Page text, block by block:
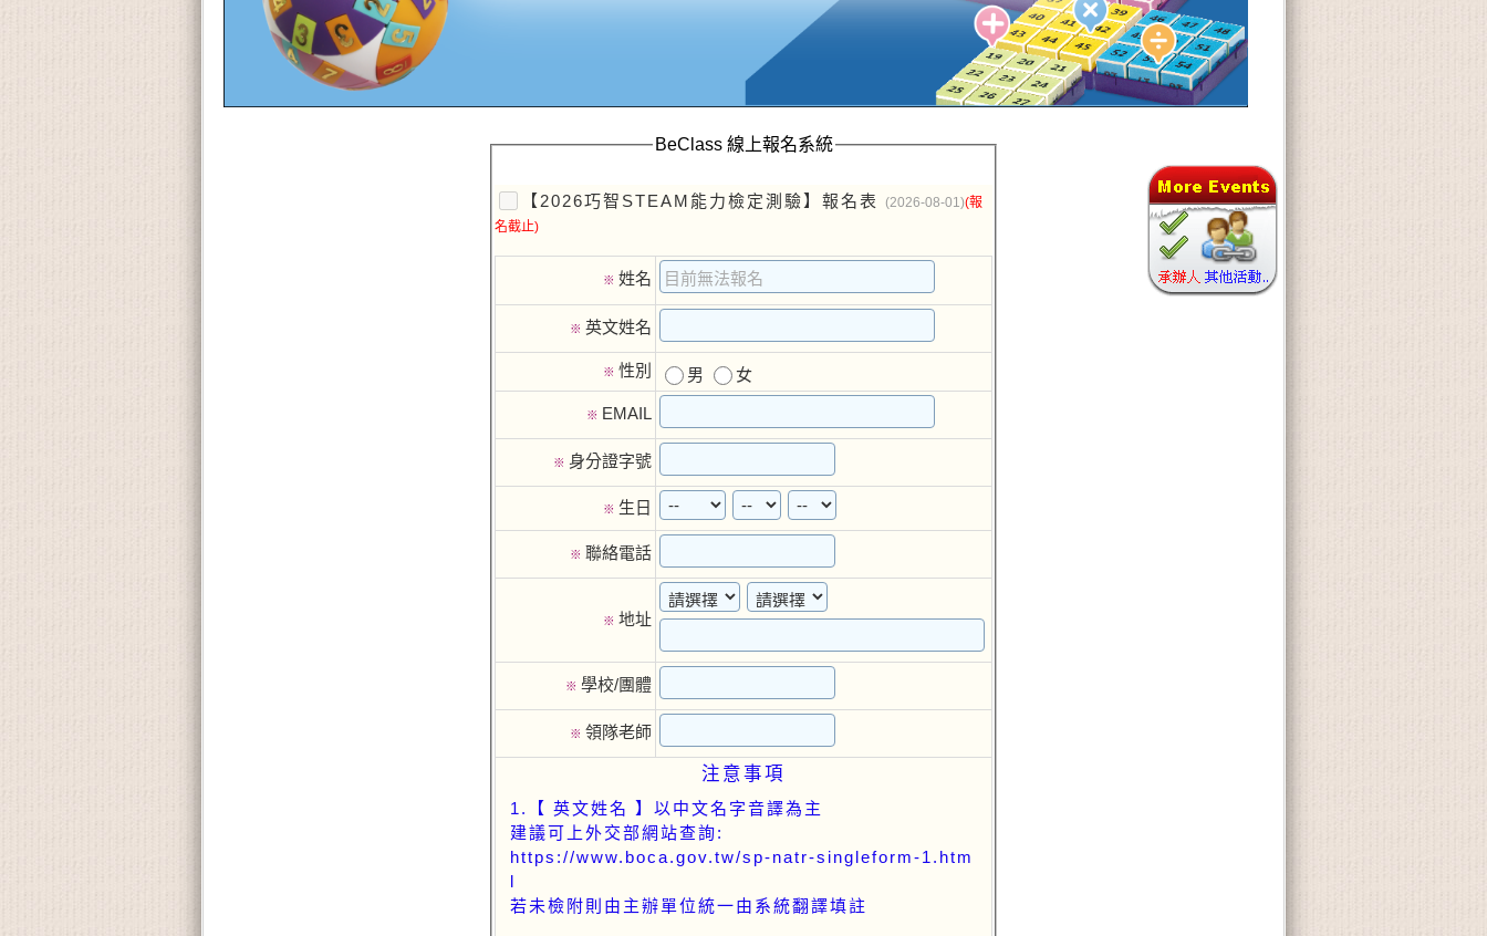
BeClass 線上報名系統
【2026巧智STEAM能力檢定測驗】報名表 (2026-08-01)(報
名截止)
※ 姓名
※ 英文姓名
※ 性別 男 女
※ EMAIL
※ 身分證字號
※ 生日
※ 聯絡電話
※ 地址
※ 學校/團體
※ 領隊老師
注意事項
1.【 英文姓名 】以中文名字音譯為主
建議可上外交部網站查詢:
https://www.boca.gov.tw/sp-natr-singleform-1.htm
l
若未檢附則由主辦單位統一由系統翻譯填註